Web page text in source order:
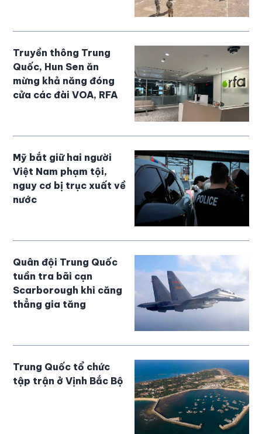
Truyền thông Trung
Quốc, Hun Sen ăn
mừng khả năng đóng
cửa các đài VOA, RFA
Mỹ bắt giữ hai người
Việt Nam phạm tội,
nguy cơ bị trục xuất về
nước
Quân đội Trung Quốc
tuần tra bãi cạn
Scarborough khi căng
thẳng gia tăng
Trung Quốc tổ chức
tập trận ở Vịnh Bắc Bộ